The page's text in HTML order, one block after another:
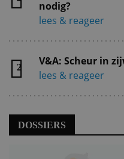
nodig?
lees & reageer
2
V&A: Scheur in
lees & reageer
DOSSIERS